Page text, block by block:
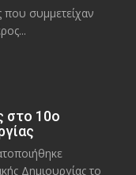
που συμμετείχαν
στο 10ο
Δημιουργίας το